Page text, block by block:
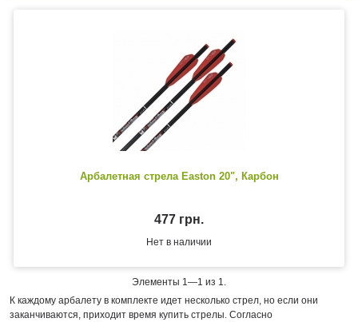
Арбалетная стрела Easton 20", Карбон
477 грн.
Нет в наличии
Элементы 1—1 из 1.
К каждому арбалету в комплекте идет несколько стрел, но если они
заканчиваются, приходит время купить стрелы. Согласно